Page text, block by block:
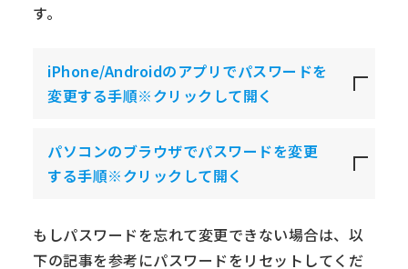
す。
iPhone/Androidのアプリでパスワードを
変更する手順※クリックして開く
パソコンのブラウザでパスワードを変更
する手順※クリックして開く
もしパスワードを忘れて変更できない場合は、以
下の記事を参考にパスワードをリセットしてくだ